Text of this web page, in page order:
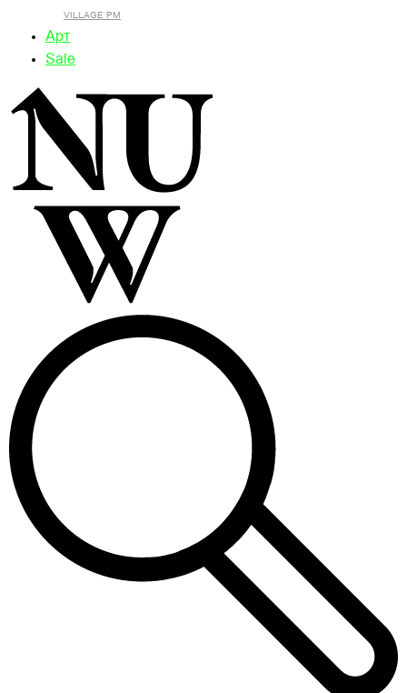
VILLAGE PM
Арт
Sale